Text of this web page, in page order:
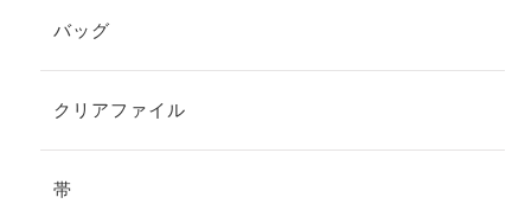
バッグ
クリアファイル
帯